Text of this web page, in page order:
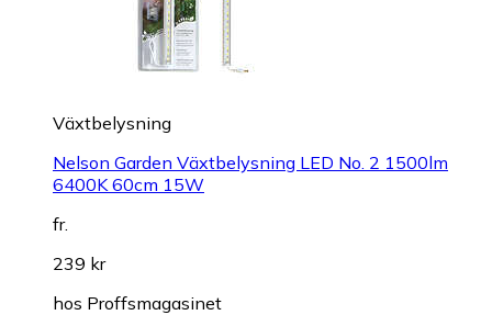
Växtbelysning
Nelson Garden Växtbelysning LED No. 2 1500lm
6400K 60cm 15W
fr.
239 kr
hos Proffsmagasinet